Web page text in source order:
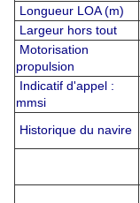
Longueur LOA (m)
Largeur hors tout
Motorisation
propulsion
Indicatif d'appel :
mmsi
Historique du navire